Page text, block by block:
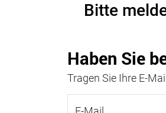
Bitte
Haben Sie
Tragen Sie Ihre E-